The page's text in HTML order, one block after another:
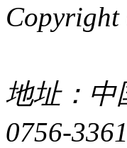
地址：中
0756-